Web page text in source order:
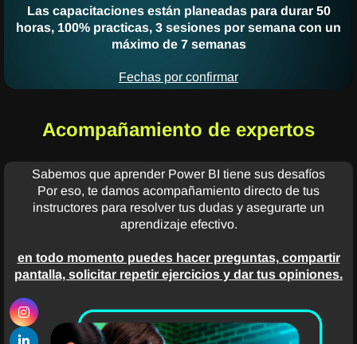
Las capacitaciones están planeadas para durar 50
horas, 100% practicas, 3 sesiones por semana con un
máximo de 7 semanas
Fechas por confirmar
Acompañamiento de expertos
Sabemos que aprender Power BI tiene sus desafíos
Por eso, te damos acompañamiento directo de tus
instructores para resolver tus dudas y asegurarte un
aprendizaje efectivo.
en todo momento puedes hacer preguntas, compartir
pantalla, solicitar repetir ejercicios y dar tus opiniones.